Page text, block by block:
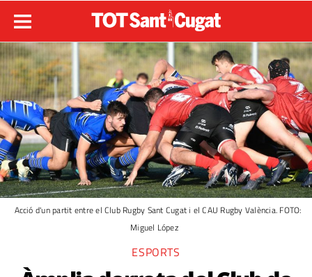
Acció d'un partit entre el Club Rugby Sant Cugat i el CAU Rugby València. FOTO:
Miguel López
ESPORTS